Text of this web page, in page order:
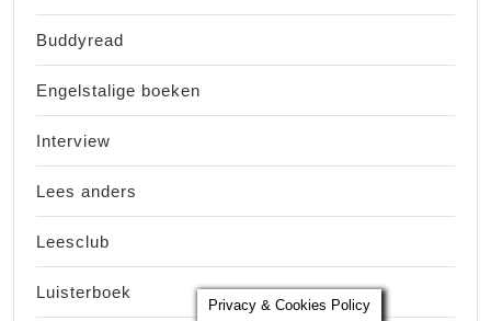
Buddyread
Engelstalige boeken
Interview
Lees anders
Leesclub
Luisterboek
Privacy & Cookies Policy